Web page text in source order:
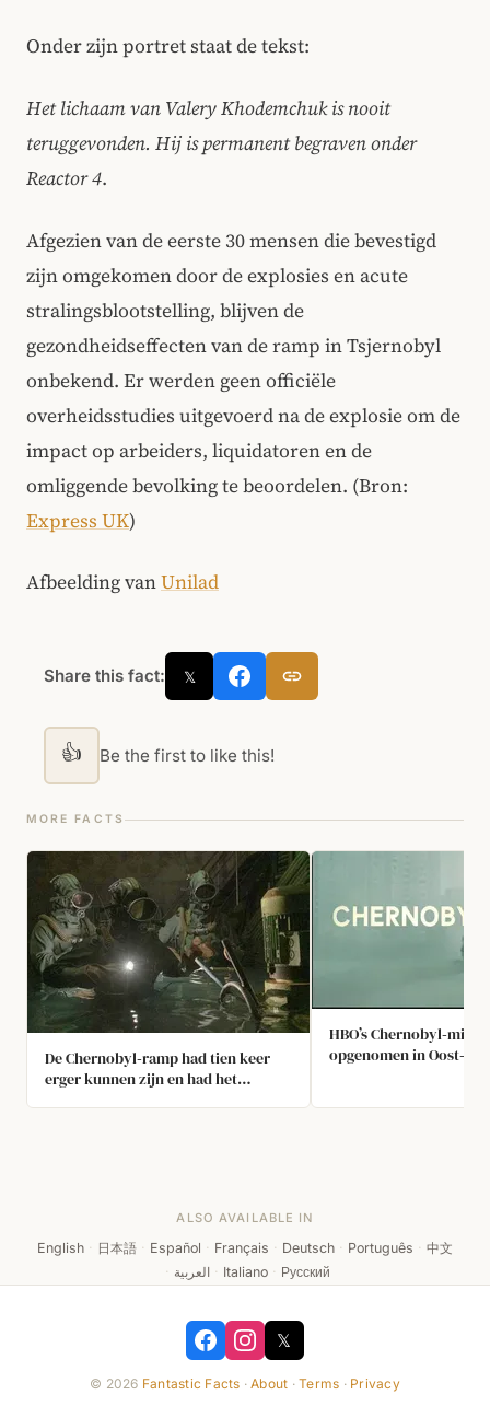
Onder zijn portret staat de tekst:
Het lichaam van Valery Khodemchuk is nooit
teruggevonden. Hij is permanent begraven onder
Reactor 4.
Afgezien van de eerste 30 mensen die bevestigd
zijn omgekomen door de explosies en acute
stralingsblootstelling, blijven de
gezondheidseffecten van de ramp in Tsjernobyl
onbekend. Er werden geen officiële
overheidsstudies uitgevoerd na de explosie om de
impact op arbeiders, liquidatoren en de
omliggende bevolking te beoordelen. (Bron:
Express UK)
Afbeelding vanUnilad
Share this fact: 𝕏
👍 Be the first to like this!
MORE FACTS
De Chernobyl‑ramp had tien keer
erger kunnen zijn en had het
HBO’s
opgenomen in
ALSO AVAILABLE IN
English · 日本語 · Español · Français · Deutsch · Português · 中文
· العربية · Italiano · Русский
𝕏
© 2026 Fantastic Facts ·About ·Terms · Privacy